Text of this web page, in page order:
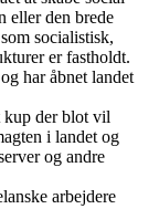
eller den brede
socialistisk,
er fastholdt.
har åbnet landet
kup der blot vil
i landet og
og andre
arbejdere